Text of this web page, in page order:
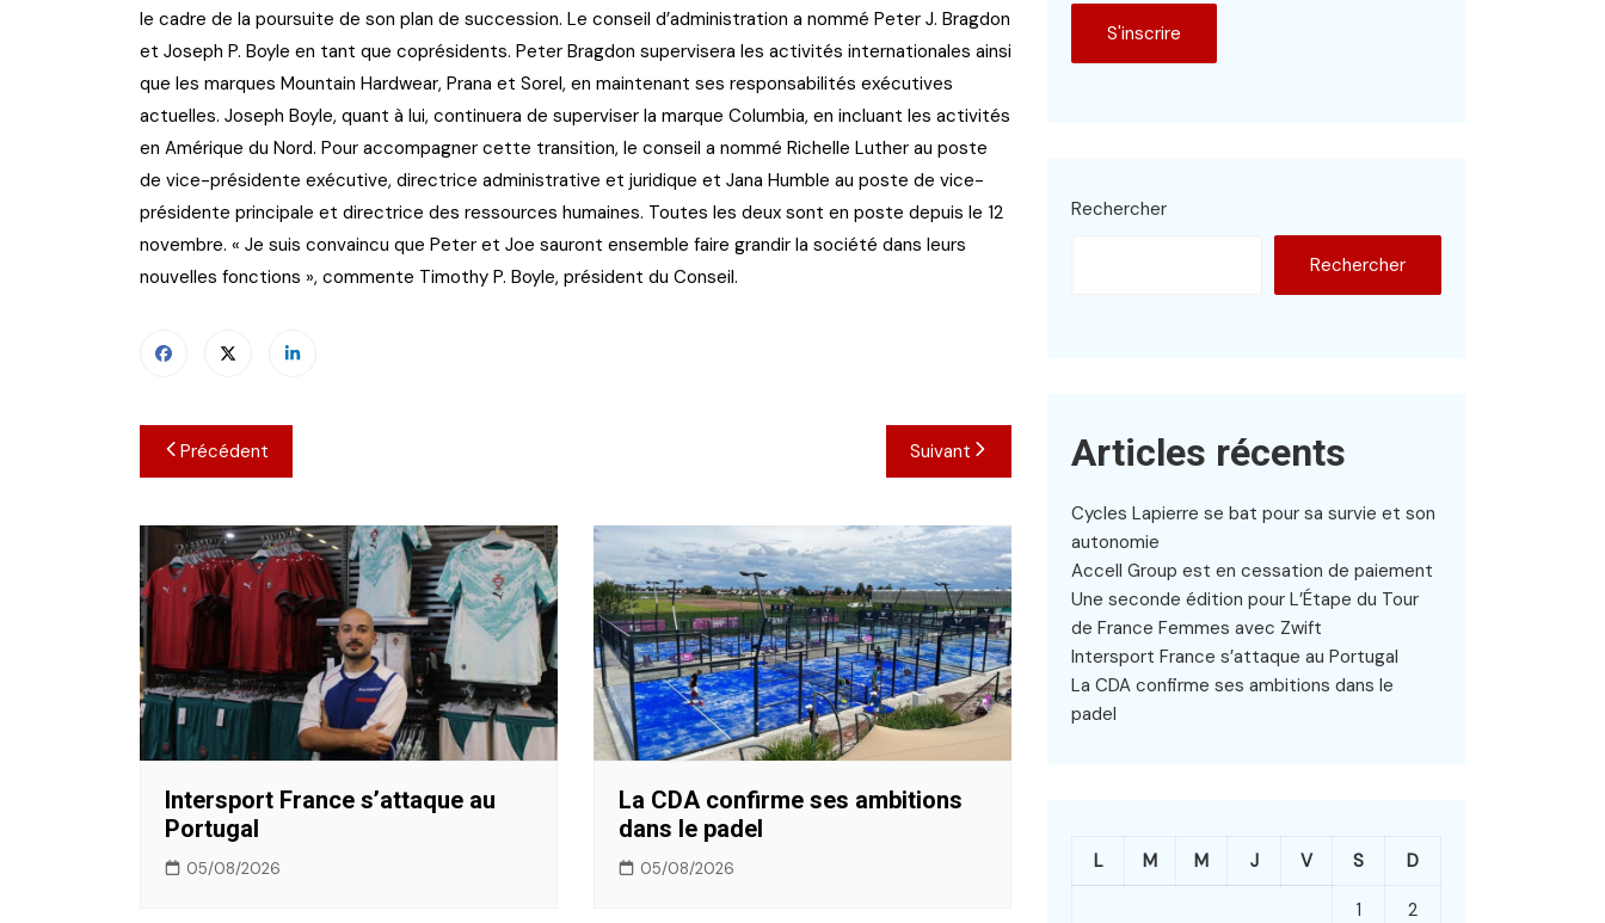
le cadre de la poursuite de son plan de succession. Le conseil d’administration a nommé Peter J. Bragdon
et Joseph P. Boyle en tant que coprésidents. Peter Bragdon supervisera les activités internationales ainsi
que les marques Mountain Hardwear, Prana et Sorel, en maintenant ses responsabilités exécutives
actuelles. Joseph Boyle, quant à lui, continuera de superviser la marque Columbia, en incluant les activités
en Amérique du Nord. Pour accompagner cette transition, le conseil a nommé Richelle Luther au poste
de vice-présidente exécutive, directrice administrative et juridique et Jana Humble au poste de vice-
présidente principale et directrice des ressources humaines. Toutes les deux sont en poste depuis le 12
novembre. « Je suis convaincu que Peter et Joe sauront ensemble faire grandir la société dans leurs
nouvelles fonctions », commente Timothy P. Boyle, président du Conseil.
Navigation
de
l’article
Précédent Suivant
Intersport France s’attaque au
Portugal
05/08/2026
La CDA confirme ses ambitions
dans le padel
05/08/2026
Rechercher
Rechercher
Articles récents
Cycles Lapierre se bat pour sa survie et son
autonomie
Accell Group est en cessation de paiement
Une seconde édition pour L’Étape du Tour
de France Femmes avec Zwift
Intersport France s’attaque au Portugal
La CDA confirme ses ambitions dans le
padel
L M M J V S D
1 2